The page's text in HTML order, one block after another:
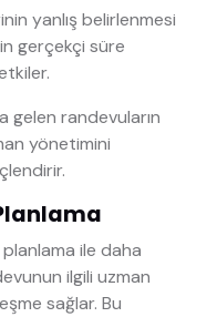
yanlış belirlenmesi
gerçekçi süre
gelen randevuların
yönetimini
planlama ile daha
ilgili uzman
sağlar. Bu